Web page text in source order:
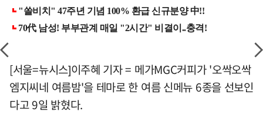
[서울=뉴시스]이주혜 기자 = 메가MGC커피가 '오싹오싹
엠지씨네 여름밤'을 테마로 한 여름 신메뉴 6종을 선보인
다고 9일 밝혔다.